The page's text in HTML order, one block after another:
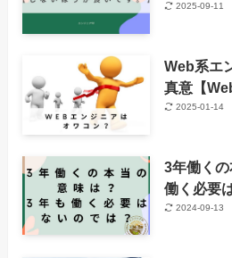
2025-09-11
Web系エ
真意【
2025-01-14
3年働く
働く必要
2024-09-13